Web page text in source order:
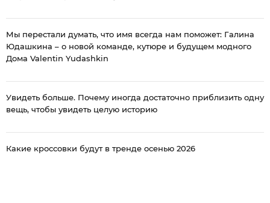
Мы перестали думать, что имя всегда нам поможет: Галина
Юдашкина – о новой команде, кутюре и будущем модного
Дома Valentin Yudashkin
Увидеть больше. Почему иногда достаточно приблизить одну
вещь, чтобы увидеть целую историю
Какие кроссовки будут в тренде осенью 2026